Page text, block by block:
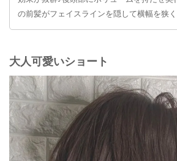
の前髪がフェイスラインを隠して横幅を狭く
大人可愛いショート